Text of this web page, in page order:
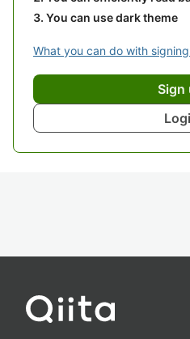
You can use dark theme
What you can do with
Sign